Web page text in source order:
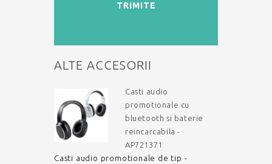
TRIMITE
ALTE ACCESORII
Casti audio
promotionale cu
bluetooth si baterie
reincarcabila -
AP721371
Casti audio promotionale de tip -